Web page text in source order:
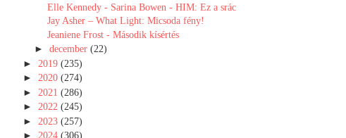
Elle Kennedy - Sarina Bowen - HIM: Ez a srác
Jay Asher – What ​Light: Micsoda fény!
Jeaniene Frost - Második kísértés
►december(22)
► 2019 (235)
► 2020 (274)
► 2021 (286)
► 2022 (245)
► 2023 (257)
► 2024 (306)